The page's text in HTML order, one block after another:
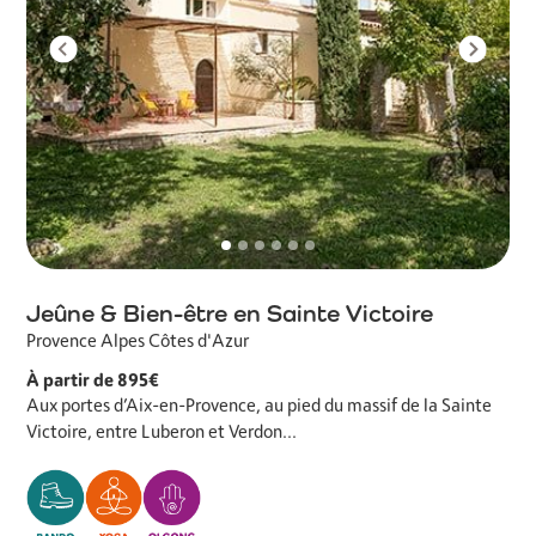
Previous Next
Jeûne & Bien-être en Sainte Victoire
Provence Alpes Côtes d'Azur
À partir de 895€
Aux portes d’Aix-en-Provence, au pied du massif de la Sainte
Victoire, entre Luberon et Verdon...